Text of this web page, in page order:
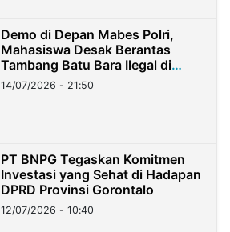
Demo di Depan Mabes Polri,
Mahasiswa Desak Berantas
Tambang Batu Bara Ilegal di
Lampung
14/07/2026 - 21:50
PT BNPG Tegaskan Komitmen
Investasi yang Sehat di Hadapan
DPRD Provinsi Gorontalo
12/07/2026 - 10:40